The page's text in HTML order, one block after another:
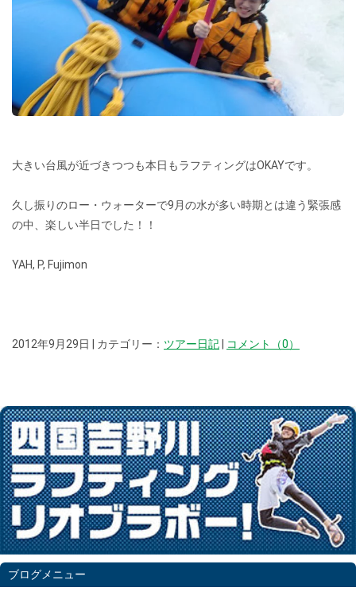
大きい台風が近づきつつも本日もラフティングはOKAYです。
久し振りのロー・ウォーターで9月の水が多い時期とは違う緊張感
の中、楽しい半日でした！！
YAH, P, Fujimon
2012年9月29日 | カテゴリー： ツアー日記 コメント（0）
ブログメニュー